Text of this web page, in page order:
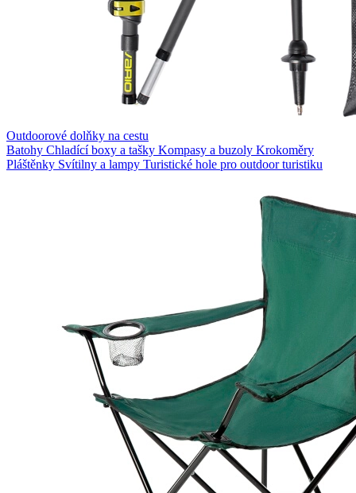
Outdoorové dolňky na cestu
Batohy Chladící boxy a tašky Kompasy a buzoly Krokoměry
Pláštěnky Svítilny a lampy Turistické hole pro outdoor turistiku